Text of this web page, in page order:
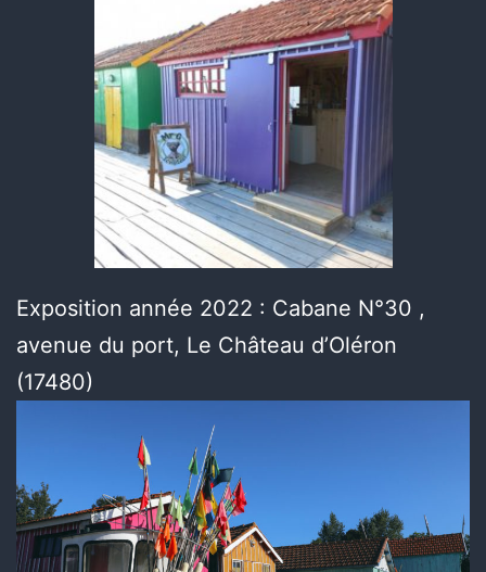
Exposition année 2022 : Cabane N°30 ,
avenue du port, Le Château d’Oléron
(17480)